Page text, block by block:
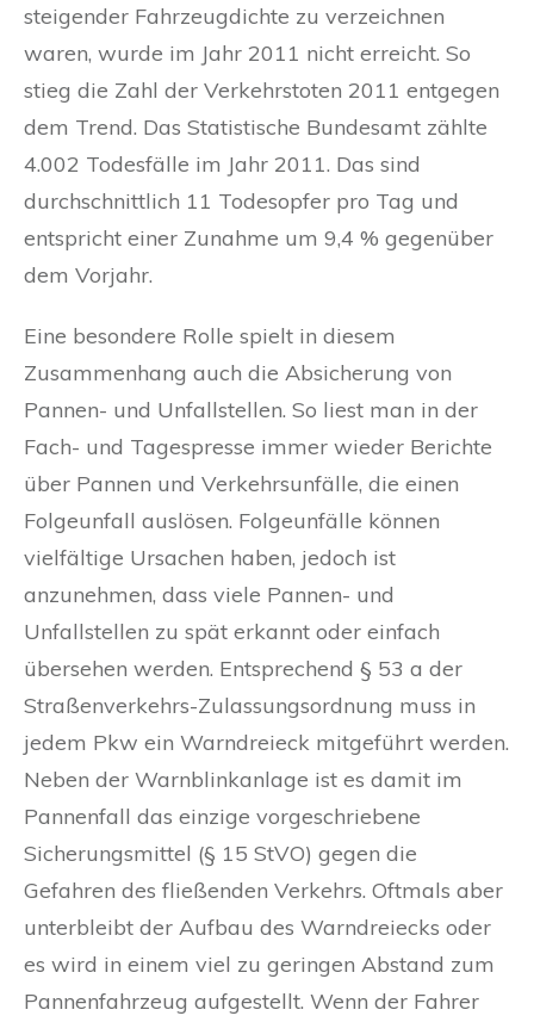
steigender Fahrzeugdichte zu verzeichnen
waren, wurde im Jahr 2011 nicht erreicht. So
stieg die Zahl der Verkehrstoten 2011 entgegen
dem Trend. Das Statistische Bundesamt zählte
4.002 Todesfälle im Jahr 2011. Das sind
durchschnittlich 11 Todesopfer pro Tag und
entspricht einer Zunahme um 9,4 % gegenüber
dem Vorjahr.
Eine besondere Rolle spielt in diesem
Zusammenhang auch die Absicherung von
Pannen- und Unfallstellen. So liest man in der
Fach- und Tagespresse immer wieder Berichte
über Pannen und Verkehrsunfälle, die einen
Folgeunfall auslösen. Folgeunfälle können
vielfältige Ursachen haben, jedoch ist
anzunehmen, dass viele Pannen- und
Unfallstellen zu spät erkannt oder einfach
übersehen werden. Entsprechend § 53 a der
Straßenverkehrs-Zulassungsordnung muss in
jedem Pkw ein Warndreieck mitgeführt werden.
Neben der Warnblinkanlage ist es damit im
Pannenfall das einzige vorgeschriebene
Sicherungsmittel (§ 15 StVO) gegen die
Gefahren des fließenden Verkehrs. Oftmals aber
unterbleibt der Aufbau des Warndreiecks oder
es wird in einem viel zu geringen Abstand zum
Pannenfahrzeug aufgestellt. Wenn der Fahrer